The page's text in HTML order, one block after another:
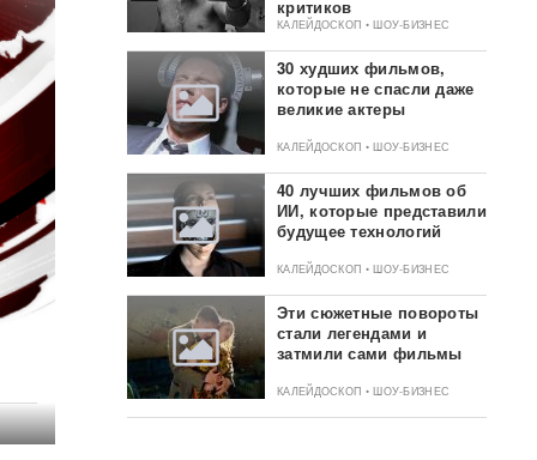
критиков
КАЛЕЙДОСКОП • ШОУ-БИЗНЕС
30 худших фильмов,
которые не спасли даже
великие актеры
КАЛЕЙДОСКОП • ШОУ-БИЗНЕС
40 лучших фильмов об
ИИ, которые представили
будущее технологий
КАЛЕЙДОСКОП • ШОУ-БИЗНЕС
Эти сюжетные повороты
стали легендами и
затмили сами фильмы
КАЛЕЙДОСКОП • ШОУ-БИЗНЕС